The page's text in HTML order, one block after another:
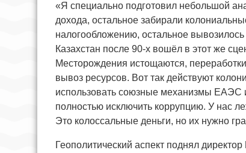
«Я специально подготовил небольшой
дохода, остальное забирали
налогообложению, остальное
Казахстан после 90-х вошёл в этот же
Месторождения истощаются,
вывоз ресурсов. Вот так действуют
использовать союзные механизмы ЕАЭС
полностью исключить коррупцию. У нас
Это колоссальные деньги, но их нужно
Геополитический аспект поднял